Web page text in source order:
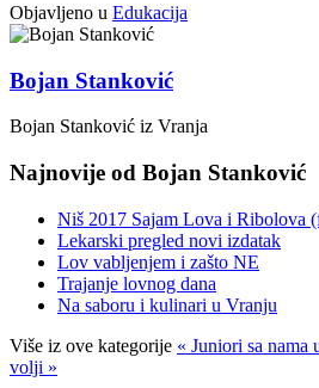
Objavljeno u Edukacija
Bojan Stanković
Bojan Stanković iz Vranja
Najnovije od Bojan Stanković
Niš 2017 Sajam Lova i Ribolova
Lekarski pregled novi izdatak
Lov vabljenjem i zašto NE
Trajanje lovnog dana
Na saboru i kulinari u Vranju
Više iz ove kategorije « Juniori sa nama
volji »